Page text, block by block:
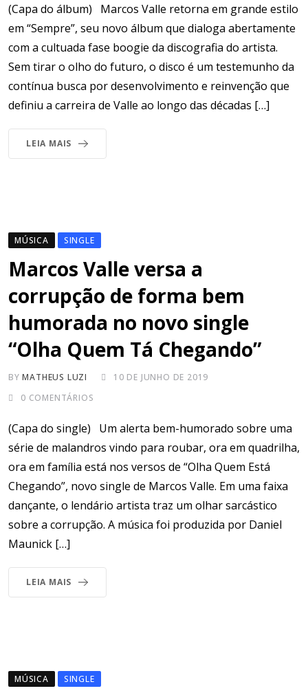
(Capa do álbum) Marcos Valle retorna em grande estilo
em “Sempre”, seu novo álbum que dialoga abertamente
com a cultuada fase boogie da discografia do artista.
Sem tirar o olho do futuro, o disco é um testemunho da
contínua busca por desenvolvimento e reinvenção que
definiu a carreira de Valle ao longo das décadas […]
LEIA MAIS
MÚSICA SINGLE
Marcos Valle versa a
corrupção de forma bem
humorada no novo single
“Olha Quem Tá Chegando”
BYMATHEUS LUZI
10 DE JUNHO DE 2019
0 COMENTÁRIOS
(Capa do single) Um alerta bem-humorado sobre uma
série de malandros vindo para roubar, ora em quadrilha,
ora em família está nos versos de “Olha Quem Está
Chegando”, novo single de Marcos Valle. Em uma faixa
dançante, o lendário artista traz um olhar sarcástico
sobre a corrupção. A música foi produzida por Daniel
Maunick […]
LEIA MAIS
MÚSICA SINGLE